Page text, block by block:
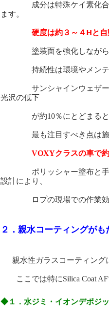
成分は特殊ケイ素化合物
ます。
硬度は約３～４Hと
塗装面を強化しながら、
持続性は環境やメンテナ
サンシャインウェザーメー
光沢の低下
が約10％にとどまるとい
最も注目すべき点は施工
VOXYクラスの車で
ポリッシャー塗布と手塗
設計により、
ロプの現場での作業効率
２．親水コーティングが
親水性ガラスコーティング
ここでは特にSilica Coat AF
◆１．水ジミ・イオンデポジ